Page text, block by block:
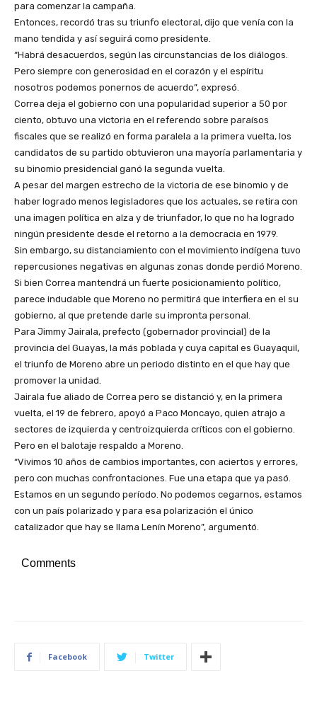
para comenzar la campaña.
Entonces, recordó tras su triunfo electoral, dijo que venía con la
mano tendida y así seguirá como presidente.
“Habrá desacuerdos, según las circunstancias de los diálogos.
Pero siempre con generosidad en el corazón y el espíritu
nosotros podemos ponernos de acuerdo”, expresó.
Correa deja el gobierno con una popularidad superior a 50 por
ciento, obtuvo una victoria en el referendo sobre paraísos
fiscales que se realizó en forma paralela a la primera vuelta, los
candidatos de su partido obtuvieron una mayoría parlamentaria y
su binomio presidencial ganó la segunda vuelta.
A pesar del margen estrecho de la victoria de ese binomio y de
haber logrado menos legisladores que los actuales, se retira con
una imagen política en alza y de triunfador, lo que no ha logrado
ningún presidente desde el retorno a la democracia en 1979.
Sin embargo, su distanciamiento con el movimiento indígena tuvo
repercusiones negativas en algunas zonas donde perdió Moreno.
Si bien Correa mantendrá un fuerte posicionamiento político,
parece indudable que Moreno no permitirá que interfiera en el su
gobierno, al que pretende darle su impronta personal.
Para Jimmy Jairala, prefecto (gobernador provincial) de la
provincia del Guayas, la más poblada y cuya capital es Guayaquil,
el triunfo de Moreno abre un periodo distinto en el que hay que
promover la unidad.
Jairala fue aliado de Correa pero se distanció y, en la primera
vuelta, el 19 de febrero, apoyó a Paco Moncayo, quien atrajo a
sectores de izquierda y centroizquierda críticos con el gobierno.
Pero en el balotaje respaldo a Moreno.
“Vivimos 10 años de cambios importantes, con aciertos y errores,
pero con muchas confrontaciones. Fue una etapa que ya pasó.
Estamos en un segundo período. No podemos cegarnos, estamos
con un país polarizado y para esa polarización el único
catalizador que hay se llama Lenín Moreno”, argumentó.
Comments
Facebook Twitter